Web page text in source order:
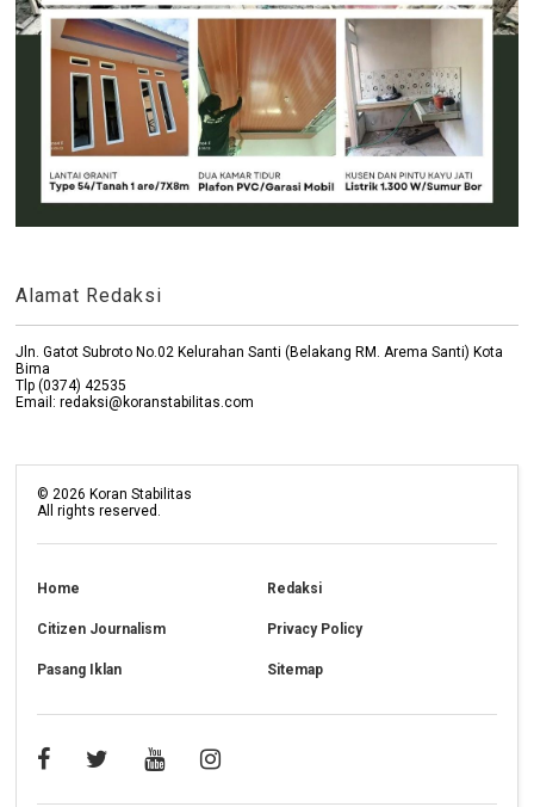
Alamat Redaksi
Jln. Gatot Subroto No.02 Kelurahan Santi (Belakang RM. Arema Santi) Kota
Bima
Tlp (0374) 42535
Email: redaksi@koranstabilitas.com
©2026 Koran Stabilitas
All rights reserved.
Home Redaksi
Citizen Journalism Privacy Policy
Pasang Iklan Sitemap